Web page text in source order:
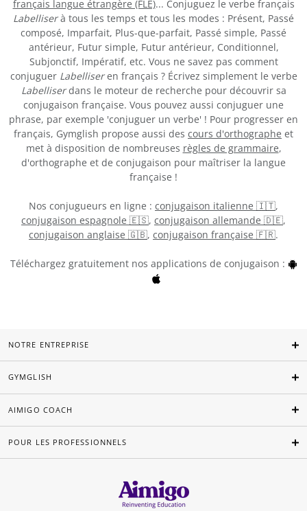
français langue étrangère (FLE)... Conjuguez le verbe français
Labelliserà tous les temps et tous les modes : Présent, Passé
composé, Imparfait, Plus-que-parfait, Passé simple, Passé
antérieur, Futur simple, Futur antérieur, Conditionnel,
Subjonctif, Impératif, etc. Vous ne savez pas comment
conjuguer Labelliseren français ? Écrivez simplement le verbe
Labelliserdans le moteur de recherche pour découvrir sa
conjugaison française. Vous pouvez aussi conjuguer une
phrase, par exemple 'conjuguer un verbe' ! Pour progresser en
français, Gymglish propose aussi des cours d'orthographe et
met à disposition de nombreuses règles de grammaire,
d'orthographe et de conjugaison pour maîtriser la langue
française !
Nos conjugueurs en ligne : conjugaison italienne 🇮🇹,
conjugaison espagnole 🇪🇸, conjugaison allemande 🇩🇪,
conjugaison anglaise 🇬🇧, conjugaison française 🇫🇷.
Téléchargez gratuitement nos applications de conjugaison :
NOTRE ENTREPRISE
GYMGLISH
AIMIGO COACH
POUR LES PROFESSIONNELS